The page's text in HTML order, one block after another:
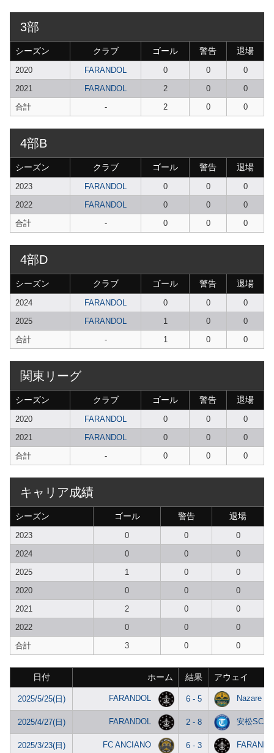
3部
シーズン クラブ ゴール 警告 退場
2020 FARANDOL 0 0
0
2021
FARANDOL 2 0
0
合計
- 2 0 0
4部B
シーズン クラブ ゴール 警告 退場
2023 FARANDOL 0 0
0
2022
FARANDOL 0 0
0
合計
- 0 0 0
4部D
シーズン クラブ ゴール 警告 退場
2024 FARANDOL 0 0
0
2025
FARANDOL 1 0
0
合計
- 1 0 0
関東リーグ
シーズン クラブ ゴール 警告 退場
2020 FARANDOL 0 0
0
2021
FARANDOL 0 0
0
合計
- 0 0 0
キャリア成績
シーズン ゴール 警告 退場
2023 0 0
0
2024
0 0
0
2025
1 0
0
2020
0 0
0
2021
2 0
0
2022
0 0
0
合計
3 0 0
日付 ホーム 結果 アウェイ
2025/5/25(日) FARANDOL 6 - 5 Nazare
2025/4/27(日) FARANDOL 2 - 8 安松SC
2025/3/23(日) FC ANCIANO 6 - 3